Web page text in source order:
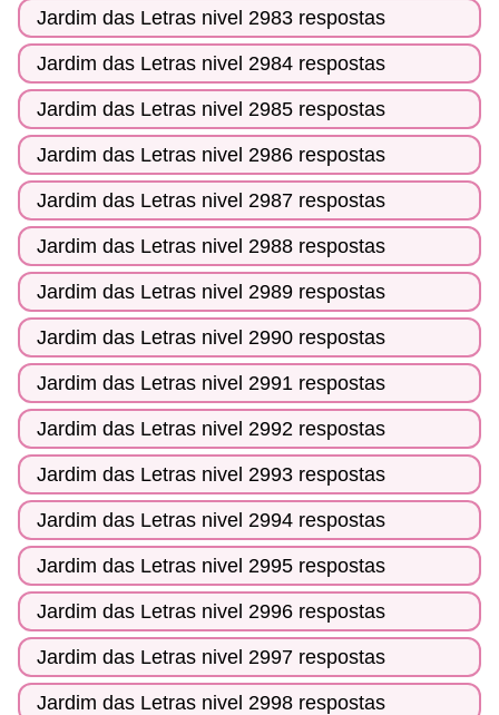
Jardim das Letras nivel 2983 respostas
Jardim das Letras nivel 2984 respostas
Jardim das Letras nivel 2985 respostas
Jardim das Letras nivel 2986 respostas
Jardim das Letras nivel 2987 respostas
Jardim das Letras nivel 2988 respostas
Jardim das Letras nivel 2989 respostas
Jardim das Letras nivel 2990 respostas
Jardim das Letras nivel 2991 respostas
Jardim das Letras nivel 2992 respostas
Jardim das Letras nivel 2993 respostas
Jardim das Letras nivel 2994 respostas
Jardim das Letras nivel 2995 respostas
Jardim das Letras nivel 2996 respostas
Jardim das Letras nivel 2997 respostas
Jardim das Letras nivel 2998 respostas